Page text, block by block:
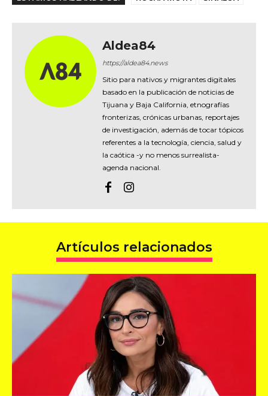
Aldea84
https://aldea84.news
Sitio para nativos y migrantes digitales
basado en la publicación de noticias de
Tijuana y Baja California, etnografías
fronterizas, crónicas urbanas, reportajes
de investigación, además de tocar tópicos
referentes a la tecnología, ciencia, salud y
la caótica -y no menos surrealista-
agenda nacional.
Artículos relacionados